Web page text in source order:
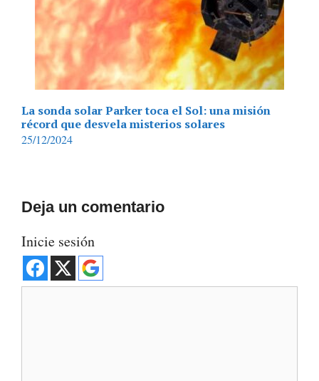
La sonda solar Parker toca el Sol: una misión
récord que desvela misterios solares
25/12/2024
Deja un comentario
Inicie sesión